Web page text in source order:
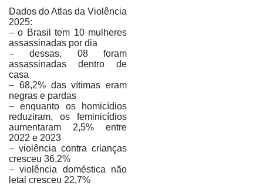
Dados do Atlas da Violência
2025:
– o Brasil tem 10 mulheres
assassinadas por dia
– dessas, 08 foram
assassinadas dentro de
casa
– 68,2% das vítimas eram
negras e pardas
– enquanto os homicídios
reduziram, os feminicídios
aumentaram 2,5% entre
2022 e 2023
– violência contra crianças
cresceu 36,2%
– violência doméstica não
letal cresceu 22,7%